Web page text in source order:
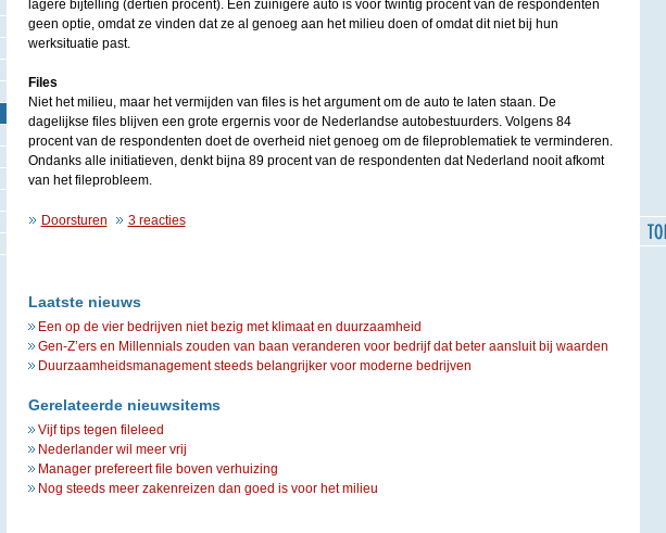
lagere bijtelling (dertien procent). Een zuinigere auto is voor twintig procent van de respondenten
geen optie, omdat ze vinden dat ze al genoeg aan het milieu doen of omdat dit niet bij hun
werksituatie past.
Files
Niet het milieu, maar het vermijden van files is het argument om de auto te laten staan. De
dagelijkse files blijven een grote ergernis voor de Nederlandse autobestuurders. Volgens 84
procent van de respondenten doet de overheid niet genoeg om de fileproblematiek te verminderen.
Ondanks alle initiatieven, denkt bijna 89 procent van de respondenten dat Nederland nooit afkomt
van het fileprobleem.
Doorsturen 3 reacties
Laatste nieuws
Een op de vier bedrijven niet bezig met klimaat en duurzaamheid
Gen-Z’ers en Millennials zouden van baan veranderen voor bedrijf dat beter aansluit bij waarden
Duurzaamheidsmanagement steeds belangrijker voor moderne bedrijven
Gerelateerde nieuwsitems
Vijf tips tegen fileleed
Nederlander wil meer vrij
Manager prefereert file boven verhuizing
Nog steeds meer zakenreizen dan goed is voor het milieu